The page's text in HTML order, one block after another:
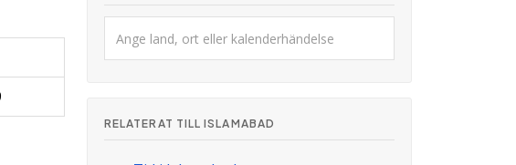
RELATERAT TILL ISLAMABAD